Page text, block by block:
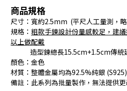
商品規格
尺寸：寬約2.5mm (平尺人工量測，
規格： 粗款手鍊設計份量感較足 ，建
以上做配戴
造型鍊總長15.5cm+1.5cm傳統
顏色：金色
材質：整體金屬均為92.5%純銀
備註：此系列為批量製作，無法提供